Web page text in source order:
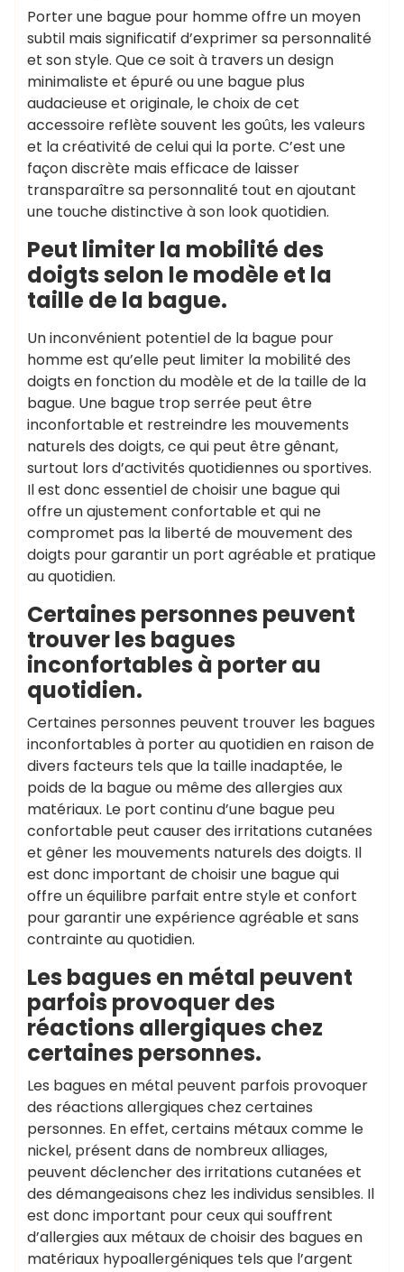
Porter une bague pour homme offre un moyen
subtil mais significatif d’exprimer sa personnalité
et son style. Que ce soit à travers un design
minimaliste et épuré ou une bague plus
audacieuse et originale, le choix de cet
accessoire reflète souvent les goûts, les valeurs
et la créativité de celui qui la porte. C’est une
façon discrète mais efficace de laisser
transparaître sa personnalité tout en ajoutant
une touche distinctive à son look quotidien.
Peut limiter la mobilité des
doigts selon le modèle et la
taille de la bague.
Un inconvénient potentiel de la bague pour
homme est qu’elle peut limiter la mobilité des
doigts en fonction du modèle et de la taille de la
bague. Une bague trop serrée peut être
inconfortable et restreindre les mouvements
naturels des doigts, ce qui peut être gênant,
surtout lors d’activités quotidiennes ou sportives.
Il est donc essentiel de choisir une bague qui
offre un ajustement confortable et qui ne
compromet pas la liberté de mouvement des
doigts pour garantir un port agréable et pratique
au quotidien.
Certaines personnes peuvent
trouver les bagues
inconfortables à porter au
quotidien.
Certaines personnes peuvent trouver les bagues
inconfortables à porter au quotidien en raison de
divers facteurs tels que la taille inadaptée, le
poids de la bague ou même des allergies aux
matériaux. Le port continu d’une bague peu
confortable peut causer des irritations cutanées
et gêner les mouvements naturels des doigts. Il
est donc important de choisir une bague qui
offre un équilibre parfait entre style et confort
pour garantir une expérience agréable et sans
contrainte au quotidien.
Les bagues en métal peuvent
parfois provoquer des
réactions allergiques chez
certaines personnes.
Les bagues en métal peuvent parfois provoquer
des réactions allergiques chez certaines
personnes. En effet, certains métaux comme le
nickel, présent dans de nombreux alliages,
peuvent déclencher des irritations cutanées et
des démangeaisons chez les individus sensibles. Il
est donc important pour ceux qui souffrent
d’allergies aux métaux de choisir des bagues en
matériaux hypoallergéniques tels que l’argent